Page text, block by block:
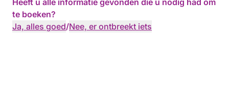
Heeft u alle informatie gevonden die u nodig had om
te boeken?
Ja, alles goed/Nee, er ontbreekt iets